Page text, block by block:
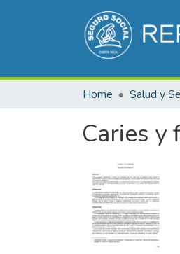
Home
Caries y